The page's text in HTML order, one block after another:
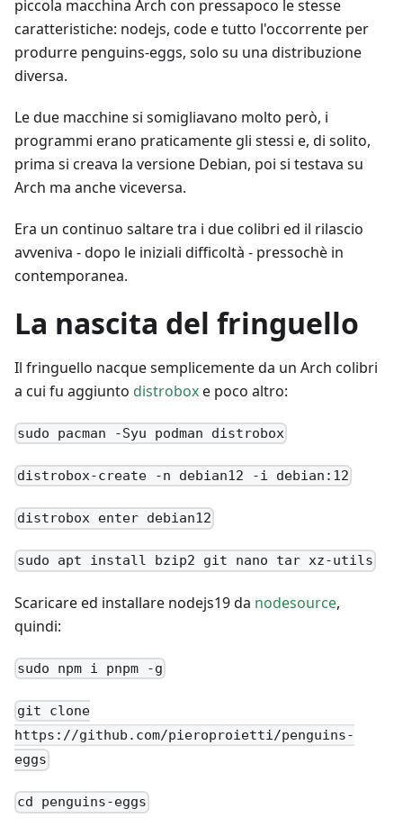
piccola macchina Arch con pressapoco le stesse
caratteristiche: nodejs, code e tutto l'occorrente per
produrre penguins-eggs, solo su una distribuzione
diversa.
Le due macchine si somigliavano molto però, i
programmi erano praticamente gli stessi e, di solito,
prima si creava la versione Debian, poi si testava su
Arch ma anche viceversa.
Era un continuo saltare tra i due colibri ed il rilascio
avveniva - dopo le iniziali difficoltà - pressochè in
contemporanea.
La nascita del fringuello
Il fringuello nacque semplicemente da un Arch colibri
a cui fu aggiunto distroboxe poco altro:
sudo pacman -Syu podman distrobox
distrobox-create -n debian12 -i debian:12
distrobox enter debian12
sudo apt install bzip2 git nano tar xz-utils
Scaricare ed installare nodejs19 da nodesource,
quindi:
sudo npm i pnpm -g
git clone
https://github.com/pieroproietti/penguins-
eggs
cd penguins-eggs